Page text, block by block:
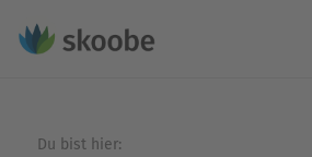
Du bist hier: